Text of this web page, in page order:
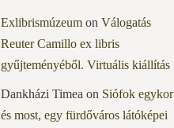
Exlibrismúzeumon Válogatás
Reuter Camillo ex libris
gyűjteményéből. Virtuális kiállítás
Dankházi Timea on Siófok egykor
és most, egy fürdőváros látóképei